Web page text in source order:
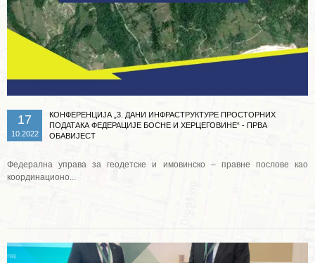
17
10.2022
КОНФЕРЕНЦИЈА „3. ДАНИ ИНФРАСТРУКТУРЕ ПРОСТОРНИХ
ПОДАТАКА ФЕДЕРАЦИЈЕ БОСНЕ И ХЕРЦЕГОВИНЕ“ - ПРВА
ОБАВИЈЕСТ
Федерална управа за геодетске и имовинско – правне послове као
координационо...